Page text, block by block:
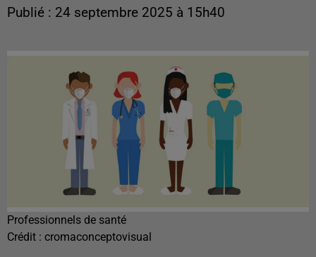
Publié : 24 septembre 2025 à 15h40
Professionnels de santé
Crédit : cromaconceptovisual